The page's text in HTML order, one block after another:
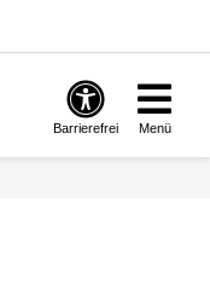
Barrierefrei Menü